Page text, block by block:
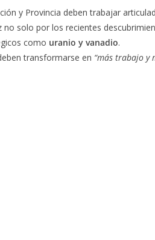
y Provincia deben trabajar
no solo por los recientes
como uranio y vanadio.
transformarse en “más trabajo y